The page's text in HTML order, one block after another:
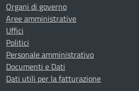
Organi di governo
Aree amministrative
Uffici
Politici
Personale amministrativo
Documenti e Dati
Dati utili per la fatturazione